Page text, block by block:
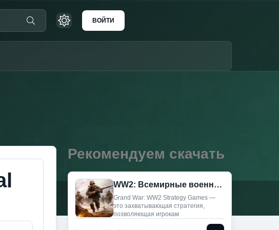
ВОЙТИ
Рекомендуем скачать
WW2: Всемирные военные игры (Мод, Много денег)
Grand War: WW2 Strategy Games —
это захватывающая стратегия,
позволяющая игрокам